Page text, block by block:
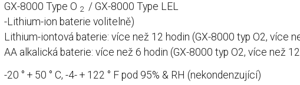
GX-8000 Type O 2
/ GX-8000 Type LEL
-Lithium-ion baterie volitelně)
Lithium-iontová baterie: více než 12 hodin (GX-8000 typ O2, více
AA alkalická baterie: více než 6 hodin (GX-8000 typ O2, více než
-20 ° + 50 ° C, -4- + 122 ° F pod 95% & RH (nekondenzující)